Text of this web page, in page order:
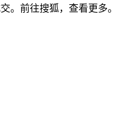
。前往搜狐，查看更多。